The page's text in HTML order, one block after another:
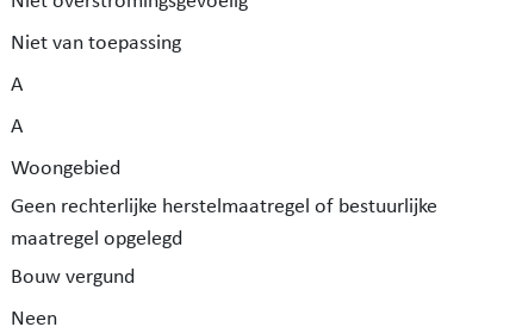
Niet van toepassing
A
A
Woongebied
Geen rechterlijke herstelmaatregel of bestuurlijke
maatregel opgelegd
Bouw vergund
Neen